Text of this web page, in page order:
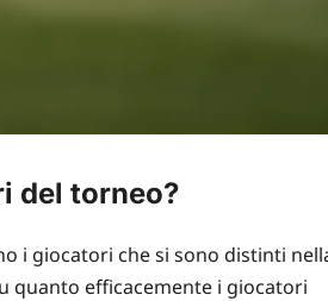
del torneo?
i giocatori che si sono distinti
quanto efficacemente i giocatori